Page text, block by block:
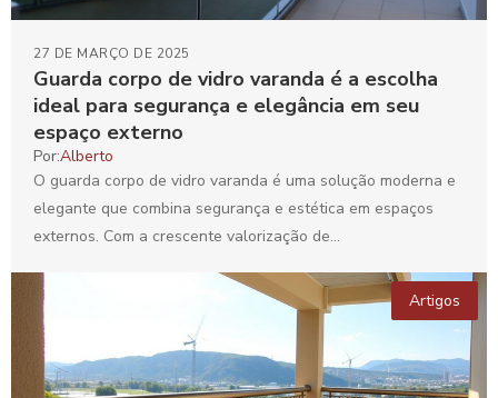
Guarda corpo de vidro varanda é a escolha
ideal para segurança e elegância em seu
espaço externo
27 DE MARÇO DE 2025
Por:Alberto
O guarda corpo de vidro varanda é uma solução moderna e
elegante que combina segurança e estética em espaços
externos. Com a crescente valorização de...
Artigos